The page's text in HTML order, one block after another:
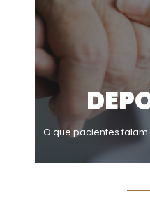
O que pacientes falam